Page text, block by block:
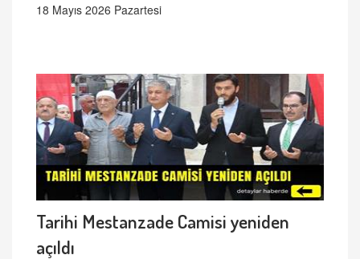
18 Mayıs 2026 Pazartesi
Tarihi Mestanzade Camisi yeniden
açıldı